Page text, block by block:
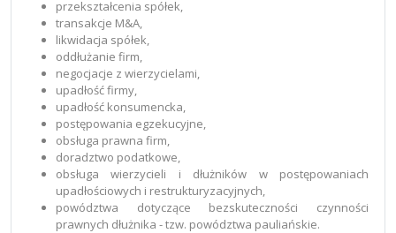
przekształcenia spółek,
transakcje M&A,
likwidacja spółek,
oddłużanie firm,
negocjacje z wierzycielami,
upadłość firmy,
upadłość konsumencka,
postępowania egzekucyjne,
obsługa prawna firm,
doradztwo podatkowe,
obsługa wierzycieli i dłużników w postępowaniach
upadłościowych i restrukturyzacyjnych,
powództwa dotyczące bezskuteczności czynności
prawnych dłużnika - tzw. powództwa pauliańskie.